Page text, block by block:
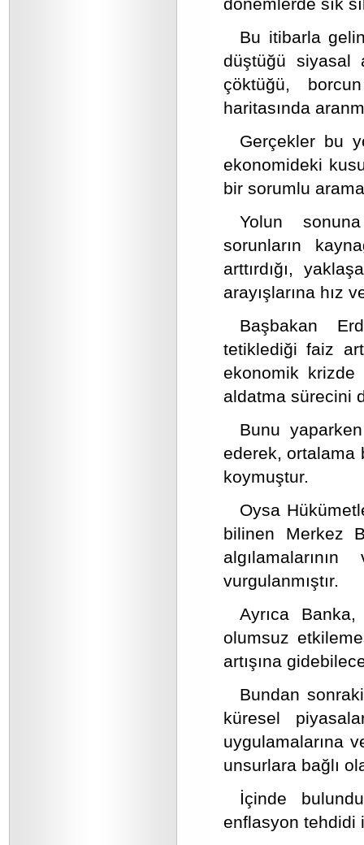
Bu itibarla
düştüğü siyasal
çöktüğü,
haritasında
Gerçekler bu
ekonomideki
bir sorumlu
Yolun sonuna
sorunların
arttırdığı,
arayışlarına hız
Başbakan
tetiklediği faiz
ekonomik krizde
aldatma sürecini
Bunu
ederek, ortalama
koymuştur.
Oysa
bilinen Merkez
vurgulanmıştır.
Ayrıca
olumsuz
artışına
Bundan
küresel
uygulamalarına
unsurlara bağlı
İçinde
enflasyon tehdidi